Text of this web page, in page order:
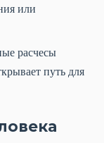
или
расчесы
путь для